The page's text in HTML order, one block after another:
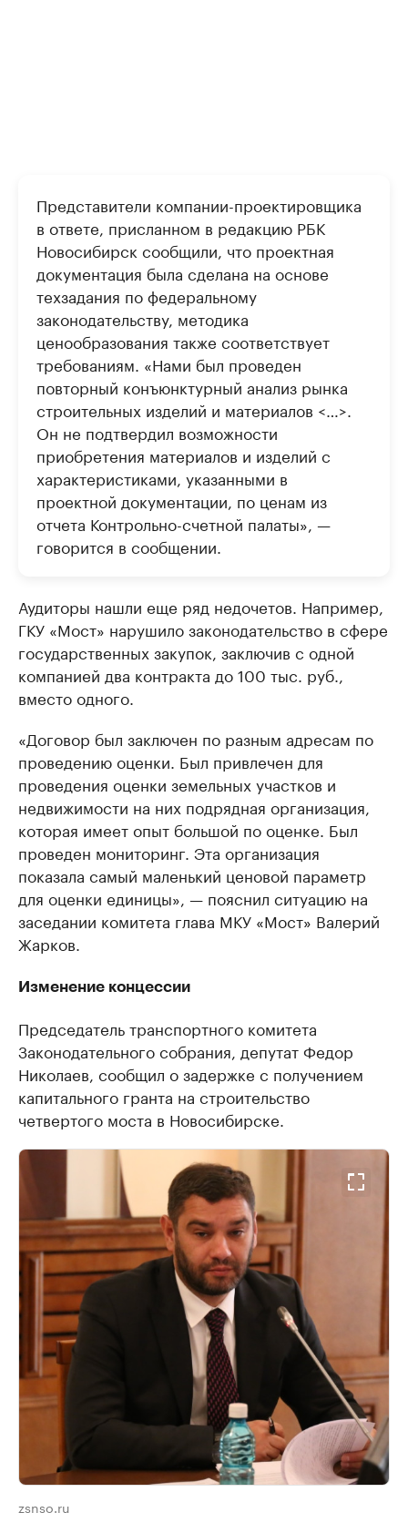
Представители компании-проектировщика
в ответе, присланном в редакцию РБК
Новосибирск сообщили, что проектная
документация была сделана на основе
техзадания по федеральному
законодательству, методика
ценообразования также соответствует
требованиям. «Нами был проведен
повторный конъюнктурный анализ рынка
строительных изделий и материалов <…>.
Он не подтвердил возможности
приобретения материалов и изделий с
характеристиками, указанными в
проектной документации, по ценам из
отчета Контрольно-счетной палаты», —
говорится в сообщении.
Аудиторы нашли еще ряд недочетов. Например,
ГКУ «Мост» нарушило законодательство в сфере
государственных закупок, заключив с одной
компанией два контракта до 100 тыс. руб.,
вместо одного.
«Договор был заключен по разным адресам по
проведению оценки. Был привлечен для
проведения оценки земельных участков и
недвижимости на них подрядная организация,
которая имеет опыт большой по оценке. Был
проведен мониторинг. Эта организация
показала самый маленький ценовой параметр
для оценки единицы», — пояснил ситуацию на
заседании комитета глава МКУ «Мост» Валерий
Жарков.
Изменение концессии
Председатель транспортного комитета
Законодательного собрания, депутат Федор
Николаев, сообщил о задержке с получением
капитального гранта на строительство
четвертого моста в Новосибирске.
zsnso.ru